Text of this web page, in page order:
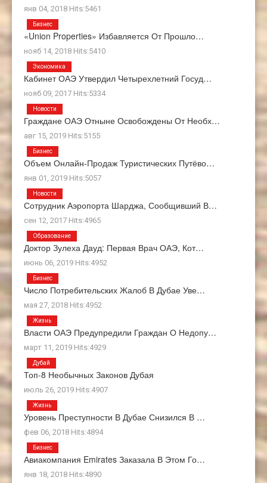
янв 04, 2018 Hits:5461
«Union Properties» Избавляется От Прошло…
нояб 14, 2018 Hits:5410
Бизнес
Кабинет ОАЭ Утвердил Четырехлетний Госуд…
нояб 09, 2017 Hits:5334
Экономика
Граждане ОАЭ Отныне Освобождены От Необх…
авг 15, 2019 Hits:5155
Новости
Объем Онлайн-Продаж Туристических Путёво…
янв 01, 2019 Hits:5057
Бизнес
Сотрудник Аэропорта Шарджа, Сообщивший В…
сен 12, 2017 Hits:4965
Новости
Доктор Зулеха Дауд: Первая Врач ОАЭ, Кот…
июнь 06, 2019 Hits:4952
Образование
Число Потребительских Жалоб В Дубае Уве…
мая 27, 2018 Hits:4952
Бизнес
Власти ОАЭ Предупредили Граждан О Недопу…
март 11, 2019 Hits:4929
Жизнь
Топ-8 Необычных Законов Дубая
июль 26, 2019 Hits:4907
Дубай
Уровень Преступности В Дубае Снизился В …
фев 06, 2018 Hits:4894
Жизнь
Авиакомпания Emirates Заказала В Этом Го…
янв 18, 2018 Hits:4890
Бизнес